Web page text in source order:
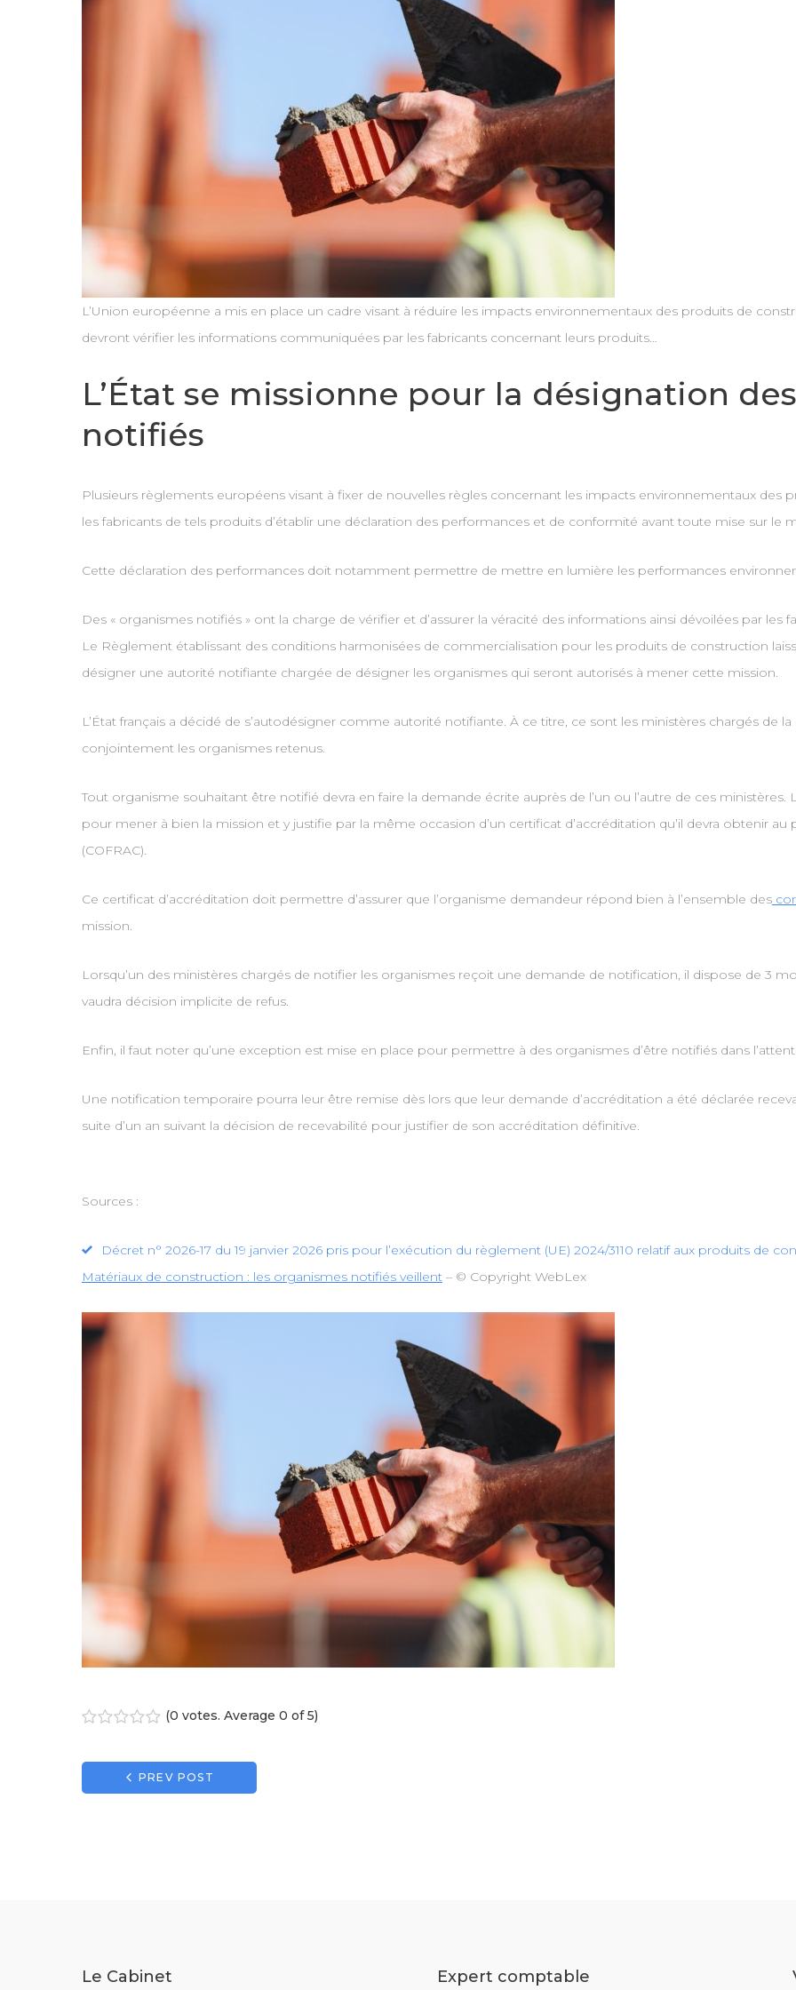
L’Union européenne a mis en place un cadre visant à réduire les impacts environnementaux des produits de
devront vérifier les informations communiquées par les fabricants concernant leurs produits…
L’État se missionne pour la désignation
notifiés
Plusieurs règlements européens visant à fixer de nouvelles règles concernant les impacts environnementaux
les fabricants de tels produits d’établir une déclaration des performances et de conformité avant toute mise sur le
Cette déclaration des performances doit notamment permettre de mettre en lumière les performances
Des « organismes notifiés » ont la charge de vérifier et d’assurer la véracité des informations ainsi dévoilées par les
Le Règlement établissant des conditions harmonisées de commercialisation pour les produits de construction
désigner une autorité notifiante chargée de désigner les organismes qui seront autorisés à mener cette mission.
L’État français a décidé de s’autodésigner comme autorité notifiante. À ce titre, ce sont les ministères chargés de
conjointement les organismes retenus.
Tout organisme souhaitant être notifié devra en faire la demande écrite auprès de l’un ou l’autre de ces ministères.
pour mener à bien la mission et y justifie par la même occasion d’un certificat d’accréditation qu’il devra obtenir
(COFRAC).
Ce certificat d’accréditation doit permettre d’assurer que l’organisme demandeur répond bien à l’ensemble des
mission.
Lorsqu’un des ministères chargés de notifier les organismes reçoit une demande de notification, il dispose de 3
vaudra décision implicite de refus.
Enfin, il faut noter qu’une exception est mise en place pour permettre à des organismes d’être notifiés dans
Une notification temporaire pourra leur être remise dès lors que leur demande d’accréditation a été déclarée
suite d’un an suivant la décision de recevabilité pour justifier de son accréditation définitive.
Sources :
Décret n° 2026-17 du 19 janvier 2026 pris pour l’exécution du règlement (UE) 2024/3110 relatif aux produits de
Matériaux de construction : les organismes notifiés veillent– © Copyright WebLex
(0 votes. Average 0 of 5)
Navigation
PREV POST
Le Cabinet Expert comptable